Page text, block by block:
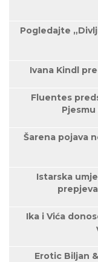
Pogledajte
Ivana Kindl
Fluentes
Šarena pojava
Istarska
Ika i Vića
Erotic Biljan